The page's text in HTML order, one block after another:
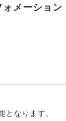
ォメーション
なります。